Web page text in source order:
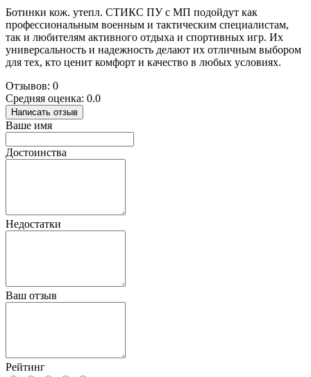
Ботинки кож. утепл. СТИКС ПУ с МП подойдут как
профессиональным военным и тактическим специалистам,
так и любителям активного отдыха и спортивных игр. Их
универсальность и надежность делают их отличным выбором
для тех, кто ценит комфорт и качество в любых условиях.
Отзывов: 0
Средняя оценка: 0.0
Написать отзыв
Ваше имя
Достоинства
Недостатки
Ваш отзыв
Рейтинг